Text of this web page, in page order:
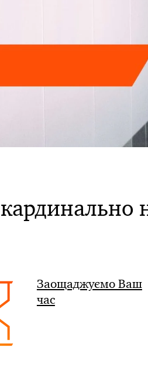
Заощаджуємо Ваш
час